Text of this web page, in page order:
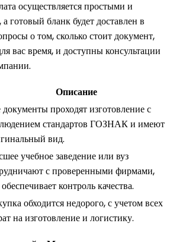
осуществляется простыми и
готовый бланк будет доставлен в
о том, сколько стоит документ,
вас время, и доступны консультации
Описание
проходят изготовление с
стандартов ГОЗНАК и имеют
вид.
учебное заведение или вуз
с проверенными фирмами,
контроль качества.
обходится недорого, с учетом всех
на изготовление и логистику.